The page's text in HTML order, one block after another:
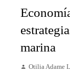
marina
Otilia Adame